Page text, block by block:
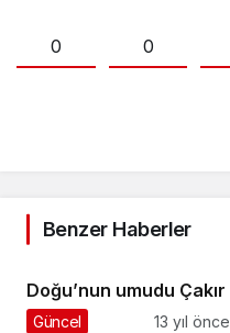
0 0
Benzer Haberler
Doğu’nun umudu Çakır
Güncel 13 yıl önce